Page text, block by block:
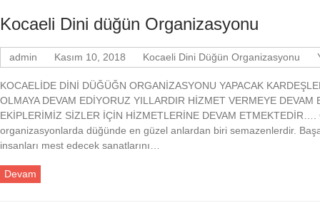
Kocaeli Dini düğün Organizasyonu
admin Kasım 10, 2018 Kocaeli Dini Düğün Organizasyonu
KOCAELİDE DİNİ DÜĞÜĞN ORGANİZASYONU YAPACAK
OLMAYA DEVAM EDİYORUZ YILLARDIR HİZMET VERMEYE DEVAM
EKİPLERİMİZ SİZLER İÇİN HİZMETLERİNE DEVAM
organizasyonlarda düğünde en güzel anlardan biri semazenlerdir.
insanları mest edecek sanatlarını…
Devam